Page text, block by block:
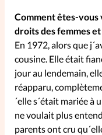
Shopping
Si(x) simple
SpirituElles
Comment êtes-vous
droits des femmes
En 1972, alors que
cousine. Elle était
jour au lendemain,
réapparu,
´elle s´était mariée à
ne voulait plus
parents ont cru